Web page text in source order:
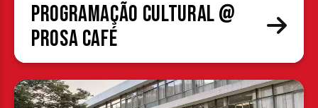
Programação cultural @
Prosa Café